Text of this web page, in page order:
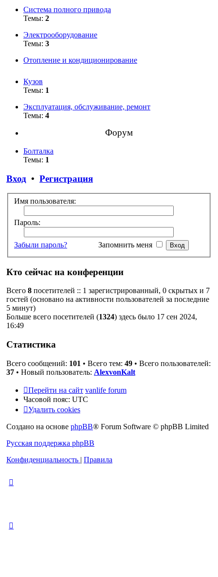
Система полного привода
Темы: 2
Электрооборудование
Темы: 3
Отопление и кондиционирование
Кузов
Темы: 1
Эксплуатация, обслуживание, ремонт
Темы: 4
Форум
Болталка
Темы: 1
Вход • Регистрация
Имя пользователя:
Пароль:
Забыли пароль? Запомнить меня
Кто сейчас на конференции
Всего 8 посетителей :: 1 зарегистрированный, 0 скрытых и 7
гостей (основано на активности пользователей за последние
5 минут)
Больше всего посетителей (1324) здесь было 17 сен 2024,
16:49
Статистика
Всего сообщений: 101 • Всего тем: 49 • Всего пользователей:
37 • Новый пользователь: AlexvonKalt
Перейти на сайт vanlife forum
Часовой пояс: UTC
Удалить cookies
Создано на основе phpBB® Forum Software © phpBB Limited
Русская поддержка phpBB
Конфиденциальность | Правила